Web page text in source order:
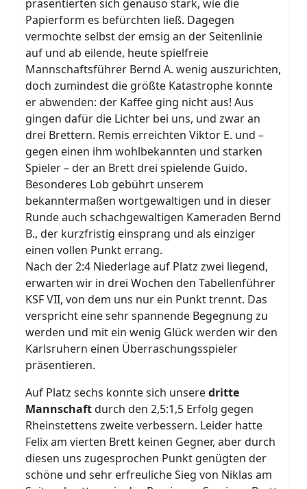
präsentierten sich genauso stark, wie die
Papierform es befürchten ließ. Dagegen
vermochte selbst der emsig an der Seitenlinie
auf und ab eilende, heute spielfreie
Mannschaftsführer Bernd A. wenig auszurichten,
doch zumindest die größte Katastrophe konnte
er abwenden: der Kaffee ging nicht aus! Aus
gingen dafür die Lichter bei uns, und zwar an
drei Brettern. Remis erreichten Viktor E. und –
gegen einen ihm wohlbekannten und starken
Spieler – der an Brett drei spielende Guido.
Besonderes Lob gebührt unserem
bekanntermaßen wortgewaltigen und in dieser
Runde auch schachgewaltigen Kameraden Bernd
B., der kurzfristig einsprang und als einziger
einen vollen Punkt errang.
Nach der 2:4 Niederlage auf Platz zwei liegend,
erwarten wir in drei Wochen den Tabellenführer
KSF VII, von dem uns nur ein Punkt trennt. Das
verspricht eine sehr spannende Begegnung zu
werden und mit ein wenig Glück werden wir den
Karlsruhern einen Überraschungsspieler
präsentieren.
Auf Platz sechs konnte sich unseredritte
Mannschaftdurch den 2,5:1,5 Erfolg gegen
Rheinstettens zweite verbessern. Leider hatte
Felix am vierten Brett keinen Gegner, aber durch
diesen uns zugesprochen Punkt genügten der
schöne und sehr erfreuliche Sieg von Niklas am